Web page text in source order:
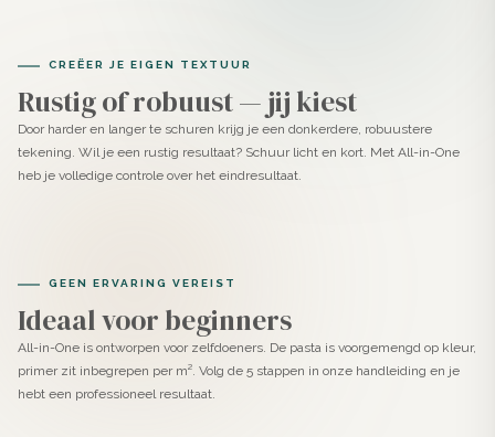
CREËER JE EIGEN TEXTUUR
Rustig of robuust — jij kiest
Door harder en langer te schuren krijg je een donkerdere, robuustere
tekening. Wil je een rustig resultaat? Schuur licht en kort. Met All-in-One
heb je volledige controle over het eindresultaat.
GEEN ERVARING VEREIST
Ideaal voor beginners
All-in-One is ontworpen voor zelfdoeners. De pasta is voorgemengd op kleur,
primer zit inbegrepen per m². Volg de 5 stappen in onze handleiding en je
hebt een professioneel resultaat.